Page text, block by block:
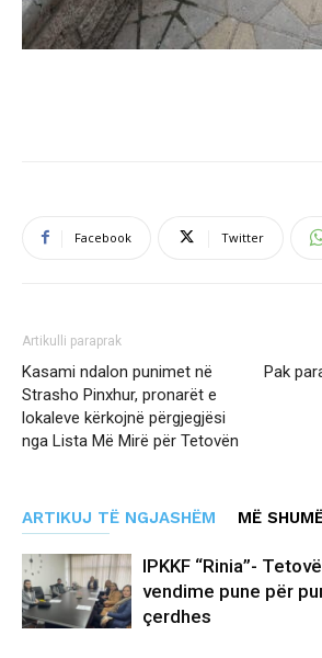
Facebook Twitter
Artikulli paraprak
Kasami ndalon punimet në
Strasho Pinxhur, pronarët e
lokaleve kërkojnë përgjegjësi
nga Lista Më Mirë për Tetovën
Pak
ARTIKUJ TË NGJASHËM MË
IPKKF “Rinia”-
vendime pune për
çerdhes